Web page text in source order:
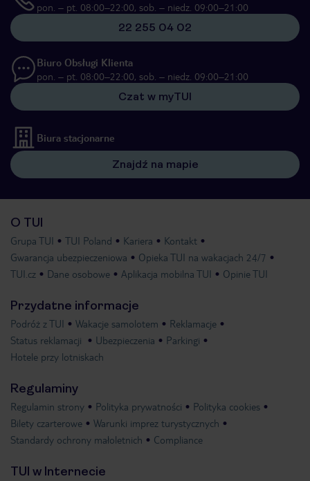
pon. – pt. 08:00–22:00, sob. – niedz. 09:00–21:00
22 255 04 02
Biuro Obsługi Klienta
pon. – pt. 08:00–22:00, sob. – niedz. 09:00–21:00
Czat w myTUI
Biura stacjonarne
Znajdź na mapie
O TUI
Grupa TUI TUI Poland Kariera
Kontakt
Gwarancja ubezpieczeniowa
Opieka TUI na wakacjach 24/7
TUI.cz
Dane osobowe Aplikacja mobilna TUI Opinie TUI
Przydatne informacje
Podróż z TUI Wakacje samolotem
Reklamacje
Status reklamacji
Ubezpieczenia
Parkingi
Hotele przy lotniskach
Regulaminy
Regulamin strony Polityka prywatności
Polityka cookies
Bilety czarterowe
Warunki imprez turystycznych
Standardy ochrony małoletnich
Compliance
TUI w Internecie